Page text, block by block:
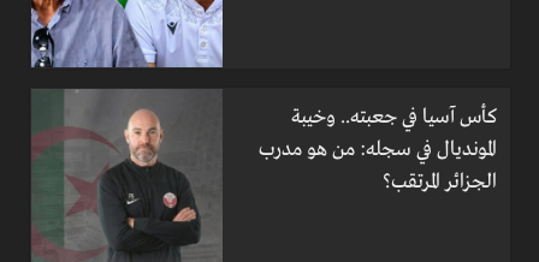
كأس آسيا في جعبته.. وخيبة
المونديال في سجله: من هو مدرب
الجزائر المرتقب؟